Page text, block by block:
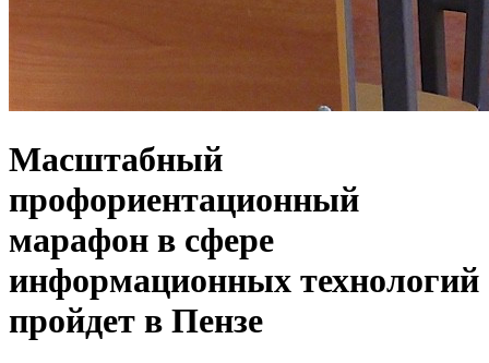
Масштабный
профориентационный
марафон в сфере
информационных технологий
пройдет в Пензе